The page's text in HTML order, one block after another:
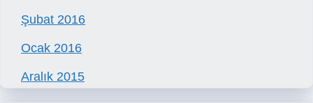
Şubat 2016
Ocak 2016
Aralık 2015